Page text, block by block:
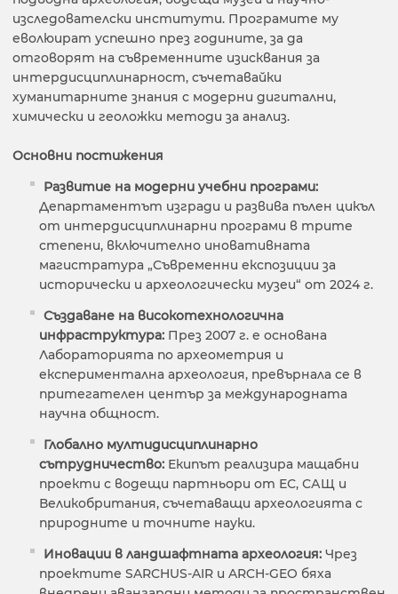
изследователски институти. Програмите му
еволюират успешно през годините, за да
отговорят на съвременните изисквания за
интердисциплинарност, съчетавайки
хуманитарните знания с модерни дигитални,
химически и геоложки методи за анализ.
Основни постижения
Развитие на модерни учебни програми:
Департаментът изгради и развива пълен цикъл
от интердисциплинарни програми в трите
степени, включително иновативната
магистратура „Съвременни експозиции за
исторически и археологически музеи“ от 2024 г.
Създаване на високотехнологична
инфраструктура: През 2007 г. е основана
Лабораторията по археометрия и
експериментална археология, превърнала се в
притегателен център за международната
научна общност.
Глобално мултидисциплинарно
сътрудничество: Екипът реализира мащабни
проекти с водещи партньори от ЕС, САЩ и
Великобритания, съчетаващи археологията с
природните и точните науки.
Иновации в ландшафтната археология: Чрез
проектите SARCHUS-AIR и ARCH-GEO бяха